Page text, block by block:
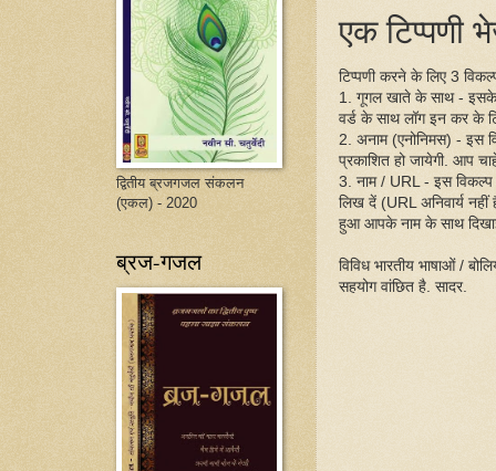
एक टिप्पणी
टिप्पणी करने के लिए 3
1. गूगल खाते के साथ -
वर्ड के साथ लॉग इन कर के
2. अनाम (एनोनिमस) - इस
प्रकाशित हो जायेगी. आप
3. नाम / URL - इस
लिख दें (URL अनिवार्य
हुआ आपके नाम के साथ
विविध भारतीय भाषाओं /
सहयोग वांछित है. सादर.
द्वितीय ब्रजगजल संकलन
(एकल) - 2020
ब्रज-गजल